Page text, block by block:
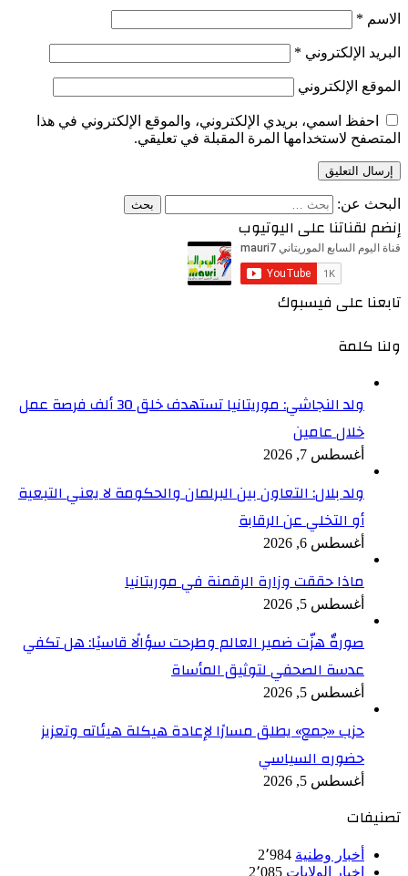
الاسم *
البريد الإلكتروني *
الموقع الإلكتروني
احفظ اسمي، بريدي الإلكتروني، والموقع الإلكتروني في هذا
المتصفح لاستخدامها المرة المقبلة في تعليقي.
البحث عن:
إنضم لقناتنا على اليوتيوب
تابعنا على فيسبوك
ولنا كلمة
ولد النجاشي: موريتانيا تستهدف خلق 30 ألف فرصة عمل
خلال عامين
أغسطس 7, 2026
ولد بلال: التعاون بين البرلمان والحكومة لا يعني التبعية
أو التخلي عن الرقابة
أغسطس 6, 2026
ماذا حققت وزارة الرقمنة في موريتانيا
أغسطس 5, 2026
صورةٌ هزّت ضمير العالم وطرحت سؤالًا قاسيًا: هل تكفي
عدسة الصحفي لتوثيق المأساة
أغسطس 5, 2026
حزب «جمع» يطلق مسارًا لإعادة هيكلة هيئاته وتعزيز
حضوره السياسي
أغسطس 5, 2026
تصنيفات
أخبار وطنية 2٬984
اخبار الولايات 2٬085